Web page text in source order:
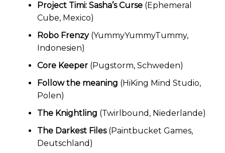
Project Timi: Sasha’s Curse(Ephemeral
Cube, Mexico)
Robo Frenzy(YummyYummyTummy,
Indonesien)
Core Keeper(Pugstorm, Schweden)
Follow the meaning (HiKing Mind Studio,
Polen)
The Knightling (Twirlbound, Niederlande)
The Darkest Files(Paintbucket Games,
Deutschland)